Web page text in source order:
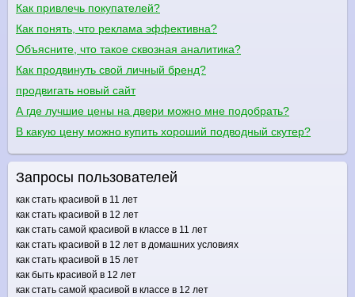
Как привлечь покупателей?
Как понять, что реклама эффективна?
Объясните, что такое сквозная аналитика?
Как продвинуть свой личный бренд?
продвигать новый сайт
А где лучшие цены на двери можно мне подобрать?
В какую цену можно купить хороший подводный скутер?
Запросы пользователей
как стать красивой в 11 лет
как стать красивой в 12 лет
как стать самой красивой в классе в 11 лет
как стать красивой в 12 лет в домашних условиях
как стать красивой в 15 лет
как быть красивой в 12 лет
как стать самой красивой в классе в 12 лет